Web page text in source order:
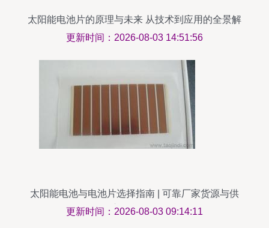
太阳能电池片的原理与未来 从技术到应用的全景解
析
更新时间：2026-08-03 14:51:56
太阳能电池与电池片选择指南 | 可靠厂家货源与供
应信息解析
更新时间：2026-08-03 09:14:11